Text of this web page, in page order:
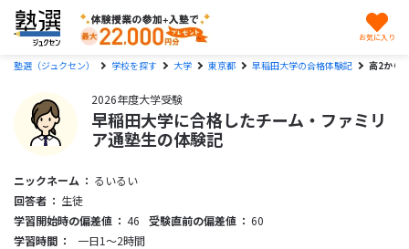
塾選（ジュクセン） 学校を探す 大学 東京都 早稲田大学の合格体験記 高2から
2026年度大学受験
早稲田大学に合格したチーム・ファミリ
ア通塾生の体験記
ニックネーム
るいるい
回答者
生徒
学習開始時の偏差値
46 受験直前の偏差値
60
学習時間
一日1〜2時間
お気に入り